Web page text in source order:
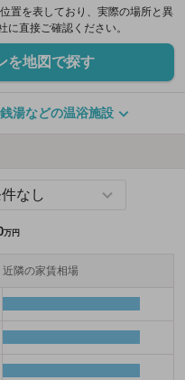
置を表しており、実際の場所と異
直接ご確認ください。
を地図で探す
湯などの温浴施設
万円
近隣の家賃相場